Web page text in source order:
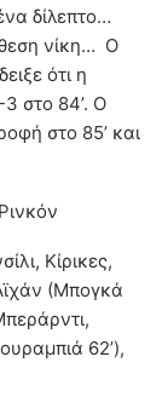
δίλεπτο…
νίκη… Ο
ότι η
στο 84’. Ο
στο 85’ και
Κίρικες,
(Μπογκά
62’),